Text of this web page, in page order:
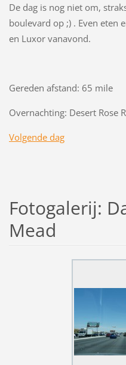
De dag is nog niet om,
boulevard op ;) . Even eten
en Luxor vanavond.
Gereden afstand: 65 mile
Overnachting: Desert Rose
Volgende dag
Fotogalerij:
Mead